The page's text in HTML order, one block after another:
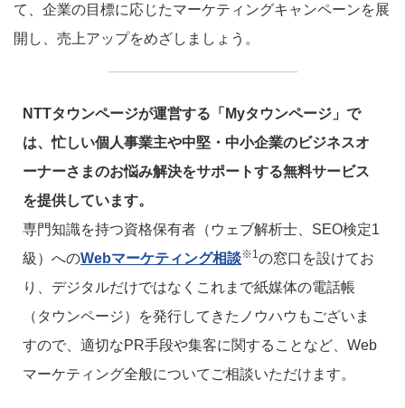
て、企業の目標に応じたマーケティングキャンペーンを展
開し、売上アップをめざしましょう。
NTTタウンページが運営する「Myタウンページ」で
は、忙しい個人事業主や中堅・中小企業のビジネスオ
ーナーさまのお悩み解決をサポートする無料サービス
を提供しています。
専門知識を持つ資格保有者（ウェブ解析士、SEO検定1
級）へのWebマーケティング相談※1の窓口を設けてお
り、デジタルだけではなくこれまで紙媒体の電話帳
（タウンページ）を発行してきたノウハウもございま
すので、適切なPR手段や集客に関することなど、Web
マーケティング全般についてご相談いただけます。